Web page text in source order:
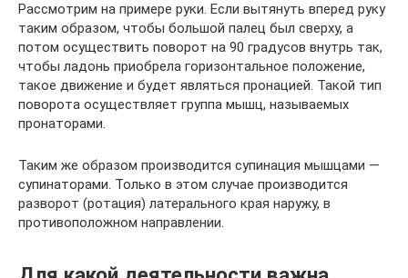
Рассмотрим на примере руки. Если вытянуть вперед руку
таким образом, чтобы большой палец был сверху, а
потом осуществить поворот на 90 градусов внутрь так,
чтобы ладонь приобрела горизонтальное положение,
такое движение и будет являться пронацией. Такой тип
поворота осуществляет группа мышц, называемых
пронаторами.
Таким же образом производится супинация мышцами —
супинаторами. Только в этом случае производится
разворот (ротация) латерального края наружу, в
противоположном направлении.